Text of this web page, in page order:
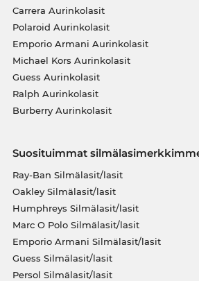
Carrera Aurinkolasit
Polaroid Aurinkolasit
Emporio Armani Aurinkolasit
Michael Kors Aurinkolasit
Guess Aurinkolasit
Ralph Aurinkolasit
Burberry Aurinkolasit
Suosituimmat
Ray-Ban Silmälasit/lasit
Oakley Silmälasit/lasit
Humphreys Silmälasit/lasit
Marc O Polo Silmälasit/lasit
Emporio Armani Silmälasit/lasit
Guess Silmälasit/lasit
Persol Silmälasit/lasit